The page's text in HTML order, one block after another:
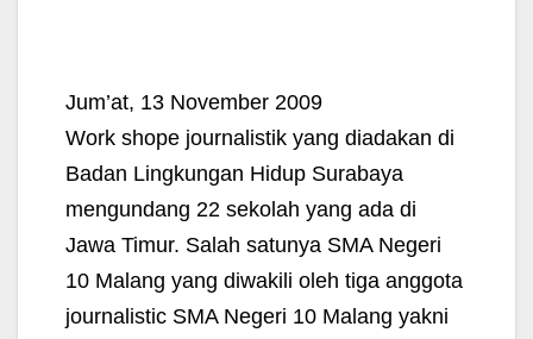
Jum’at, 13 November 2009
Work shope journalistik yang diadakan di
Badan Lingkungan Hidup Surabaya
mengundang 22 sekolah yang ada di
Jawa Timur. Salah satunya SMA Negeri
10 Malang yang diwakili oleh tiga anggota
journalistic SMA Negeri 10 Malang yakni